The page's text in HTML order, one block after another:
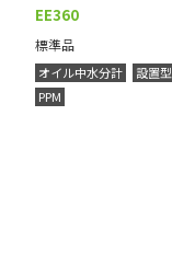
EE360
標準品
オイル中水分計
設置型
PPM